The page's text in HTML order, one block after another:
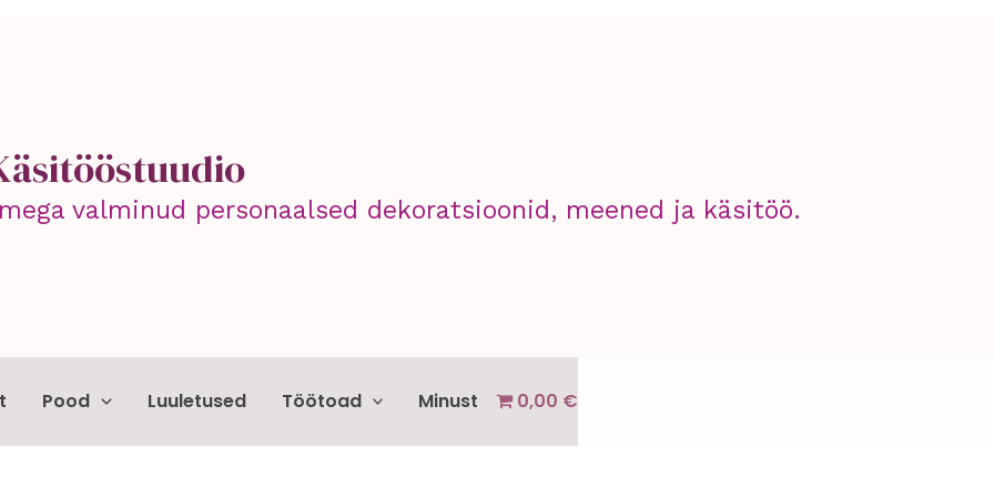
valminud personaalsed dekoratsioonid, meened ja käsitöö.
Pood Luuletused Töötoad Minust 0,00 €